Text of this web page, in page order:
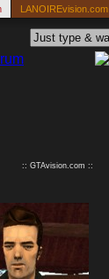
LANOIREvision.com
:: GTAvision.com ::